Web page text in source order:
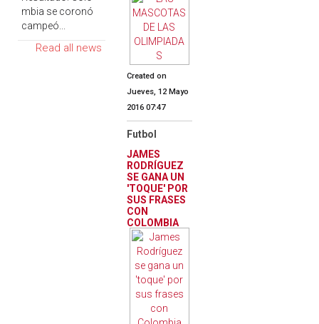
mbia se coronó
campeó...
Read all news
Created on
Jueves, 12 Mayo
2016 07:47
Futbol
JAMES
RODRÍGUEZ
SE GANA UN
'TOQUE' POR
SUS FRASES
CON
COLOMBIA